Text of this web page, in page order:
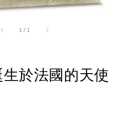
1 / 1
於法國的天使